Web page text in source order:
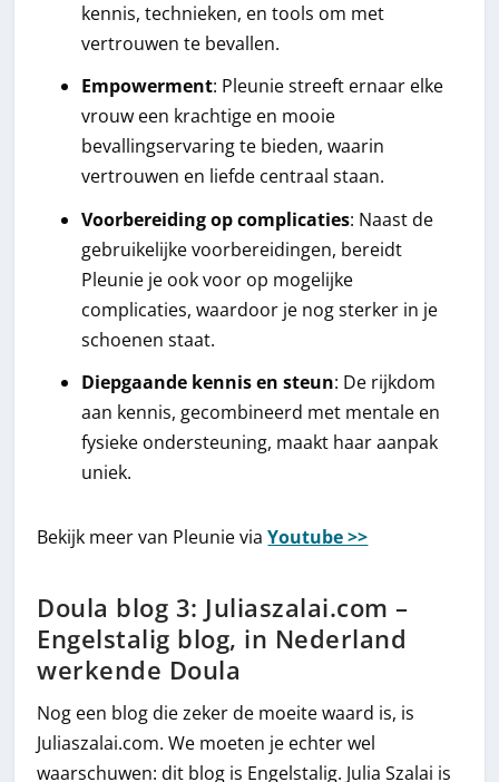
kennis, technieken, en tools om met
vertrouwen te bevallen.
Empowerment: Pleunie streeft ernaar elke
vrouw een krachtige en mooie
bevallingservaring te bieden, waarin
vertrouwen en liefde centraal staan.
Voorbereiding op complicaties: Naast de
gebruikelijke voorbereidingen, bereidt
Pleunie je ook voor op mogelijke
complicaties, waardoor je nog sterker in je
schoenen staat.
Diepgaande kennis en steun: De rijkdom
aan kennis, gecombineerd met mentale en
fysieke ondersteuning, maakt haar aanpak
uniek.
Bekijk meer van Pleunie viaYoutube >>
Doula blog 3: Juliaszalai.com –
Engelstalig blog, in Nederland
werkende Doula
Nog een blog die zeker de moeite waard is, is
Juliaszalai.com. We moeten je echter wel
waarschuwen: dit blog is Engelstalig. Julia Szalai is